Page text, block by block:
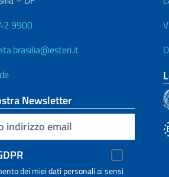
9900
Newsletter
dei miei dati personali ai sensi